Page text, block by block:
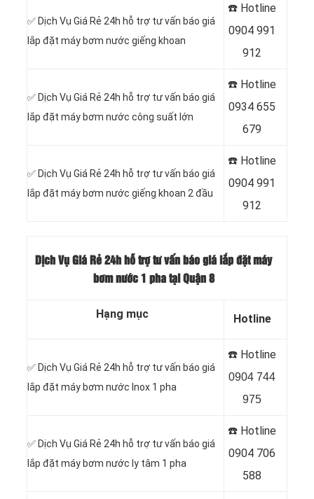
✅ Dịch Vụ Giá Rẻ 24h hỗ trợ tư vấn báo giá
lắp đặt máy bơm nước giếng khoan
☎️ Hotline
0904 991
912
✅ Dịch Vụ Giá Rẻ 24h hỗ trợ tư vấn báo giá
lắp đặt máy bơm nước công suất lớn
☎️ Hotline
0934 655
679
✅ Dịch Vụ Giá Rẻ 24h hỗ trợ tư vấn báo giá
lắp đặt máy bơm nước giếng khoan 2 đầu
☎️ Hotline
0904 991
912
Dịch Vụ Giá Rẻ 24h hỗ trợ tư vấn báo giá lắp đặt máy
bơm nước 1 pha tại Quận 8
Hạng mục Hotline
✅ Dịch Vụ Giá Rẻ 24h hỗ trợ tư vấn báo giá
lắp đặt máy bơm nước Inox 1 pha
☎️ Hotline
0904 744
975
✅ Dịch Vụ Giá Rẻ 24h hỗ trợ tư vấn báo giá
lắp đặt máy bơm nước ly tâm 1 pha
☎️ Hotline
0904 706
588